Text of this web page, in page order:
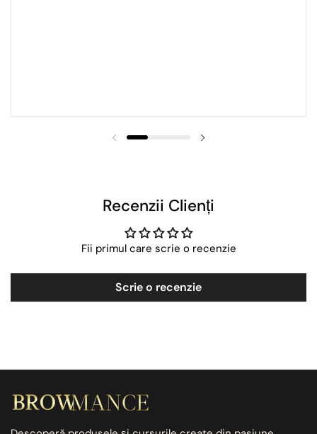
Recenzii Clienți
Fii primul care scrie o recenzie
Scrie o recenzie